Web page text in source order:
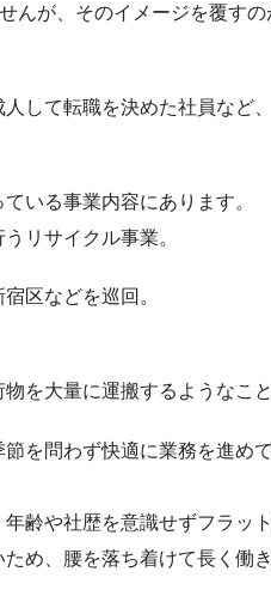
んが、そのイメージを覆すの
して転職を決めた社員など
いる事業内容にあります。
リサイクル事業。
区などを巡回。
を大量に運搬するようなこと
を問わず快適に業務を進め
齢や社歴を意識せずフラッ
め、腰を落ち着けて長く働